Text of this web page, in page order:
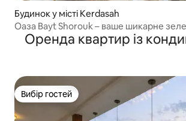
Будинок у місті Kerdasah
Оаза Bayt Shorouk – ваше шикарне
відпочинку – Nesty
Оренда квартир із
Вибір гостей
Вибір гостей